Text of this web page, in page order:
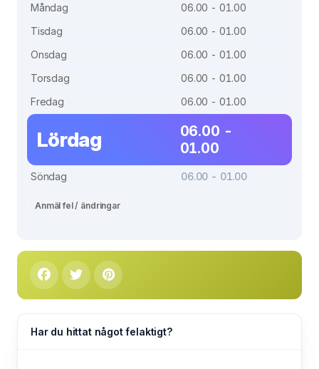
Måndag
06.00 - 01.00
Tisdag
06.00 - 01.00
Onsdag
06.00 - 01.00
Torsdag
06.00 - 01.00
Fredag
06.00 - 01.00
Lördag
06.00 -
01.00
Söndag 06.00 - 01.00
Anmäl fel / ändringar
Har du hittat något felaktigt?